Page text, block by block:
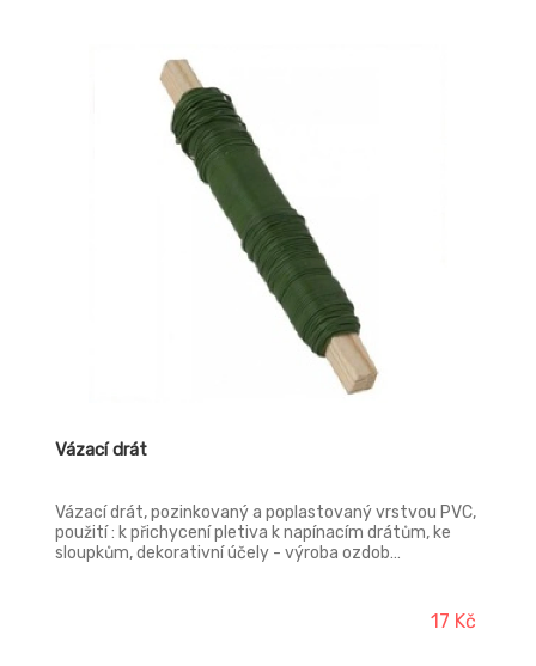
Vázací drát
Vázací drát, pozinkovaný a poplastovaný vrstvou PVC,
použití : k přichycení pletiva k napínacím drátům, ke
sloupkům, dekorativní účely - výroba ozdob…
17 Kč